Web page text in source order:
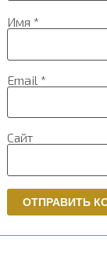
Имя *
Email *
Сайт